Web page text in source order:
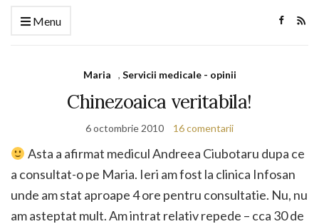
Menu
Maria , Servicii medicale - opinii
Chinezoaica veritabila!
6 octombrie 2010 16 comentarii
Asta a afirmat medicul Andreea Ciubotaru dupa ce
a consultat-o pe Maria. Ieri am fost la clinica Infosan
unde am stat aproape 4 ore pentru consultatie. Nu, nu
am asteptat mult. Am intrat relativ repede – cca 30 de